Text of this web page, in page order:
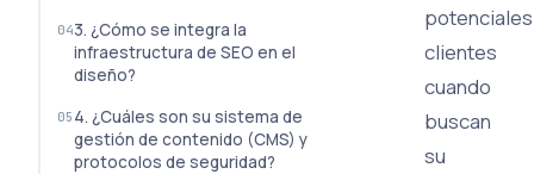
3. ¿Cómo se integra la
infraestructura de SEO en el
diseño?
4. ¿Cuáles son su sistema de
gestión de contenido (CMS) y
protocolos de seguridad?
potenciales
clientes
cuando
buscan
su